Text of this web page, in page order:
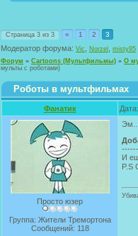
Страница 3 из 3 « 1 2 3
Модератор форума: Vic Norzel
misty95
Форум » Cartoons (Мультфильмы) » О
мульты с роботами)
Роботы в мультфильмах
Фанатик
Просто юзер
Группа: Жители Тремортона
Сообщений: 118
И
P.S